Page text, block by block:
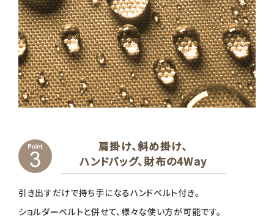
肩掛け、斜め掛け、
ハンドバッグ、財布の4Way
引き出すだけで持ち手になるハンドベルト付き。
ショルダーベルトと併せて、様々な使い方が可能です。